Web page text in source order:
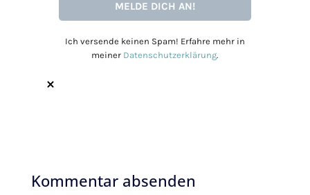
Ich versende keinen Spam! Erfahre mehr in
meiner Datenschutzerklärung.
Kommentar absenden